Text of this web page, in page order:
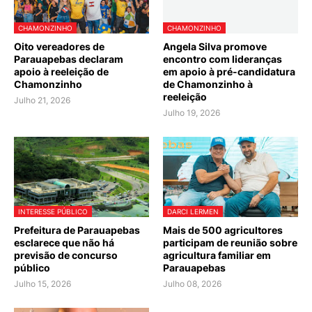
CHAMONZINHO
Oito vereadores de
Parauapebas declaram
apoio à reeleição de
Chamonzinho
Julho 21, 2026
CHAMONZINHO
Angela Silva promove
encontro com lideranças
em apoio à pré-candidatura
de Chamonzinho à
reeleição
Julho 19, 2026
INTERESSE PÚBLICO
Prefeitura de Parauapebas
esclarece que não há
previsão de concurso
público
Julho 15, 2026
DARCI LERMEN
Mais de 500 agricultores
participam de reunião sobre
agricultura familiar em
Parauapebas
Julho 08, 2026